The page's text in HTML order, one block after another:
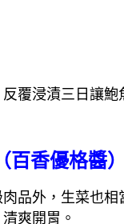
覆浸漬三日讓
百香優格醬）
品外，生菜也
爽開胃。